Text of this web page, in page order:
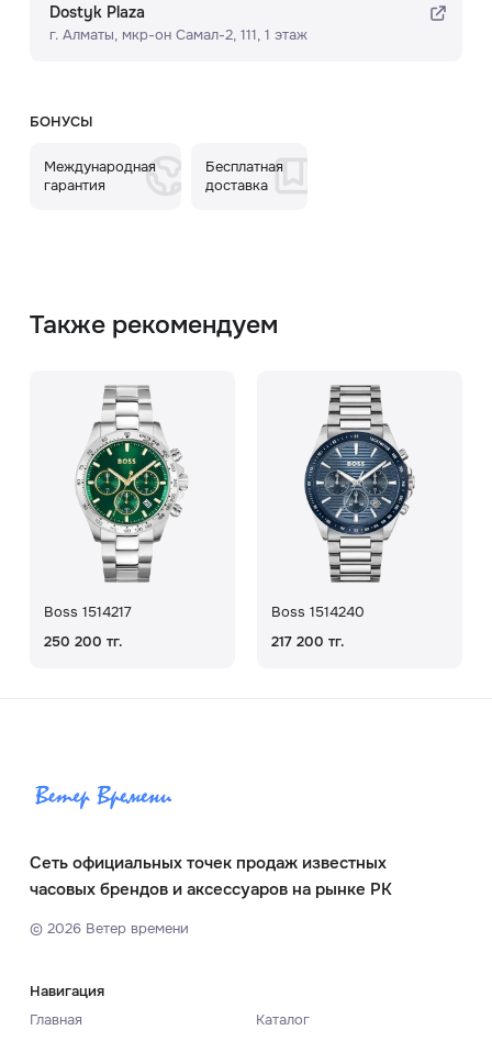
Dostyk Plaza
г. Алматы, мкр-он Самал-2, 111, ​1 этаж
БОНУСЫ
Международная
гарантия
Бесплатная
доставка
Также рекомендуем
Boss 1514217
250 200 тг.
Boss 1514240
217 200 тг.
Сеть официальных точек продаж известных
часовых брендов и аксессуаров на рынке РК
© 2026Ветер времени
Навигация
Главная
Каталог